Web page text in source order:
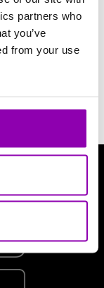
partners who
you’ve
from your use